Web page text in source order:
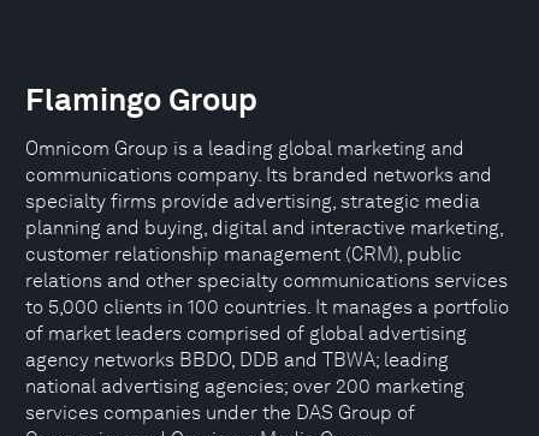
Flamingo Group
Omnicom Group is a leading global marketing and
communications company. Its branded networks and
specialty firms provide advertising, strategic media
planning and buying, digital and interactive marketing,
customer relationship management (CRM), public
relations and other specialty communications services
to 5,000 clients in 100 countries. It manages a portfolio
of market leaders comprised of global advertising
agency networks BBDO, DDB and TBWA; leading
national advertising agencies; over 200 marketing
services companies under the DAS Group of